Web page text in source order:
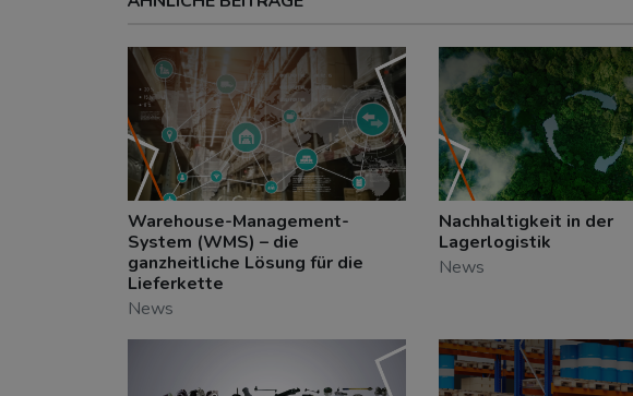
Warehouse-Management-
System (WMS) – die
ganzheitliche Lösung für die
Lieferkette
News
Nachhaltigkeit in der
Lagerlogistik
News